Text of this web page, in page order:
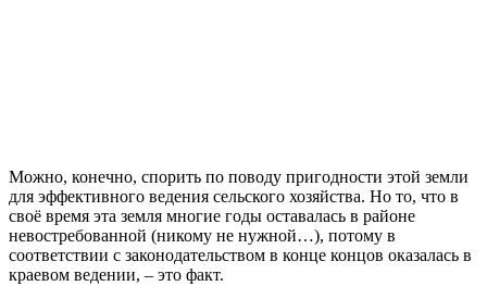
Можно, конечно, спорить по поводу пригодности этой земли
для эффективного ведения сельского хозяйства. Но то, что в
своё время эта земля многие годы оставалась в районе
невостребованной (никому не нужной…), потому в
соответствии с законодательством в конце концов оказалась в
краевом ведении, – это факт.